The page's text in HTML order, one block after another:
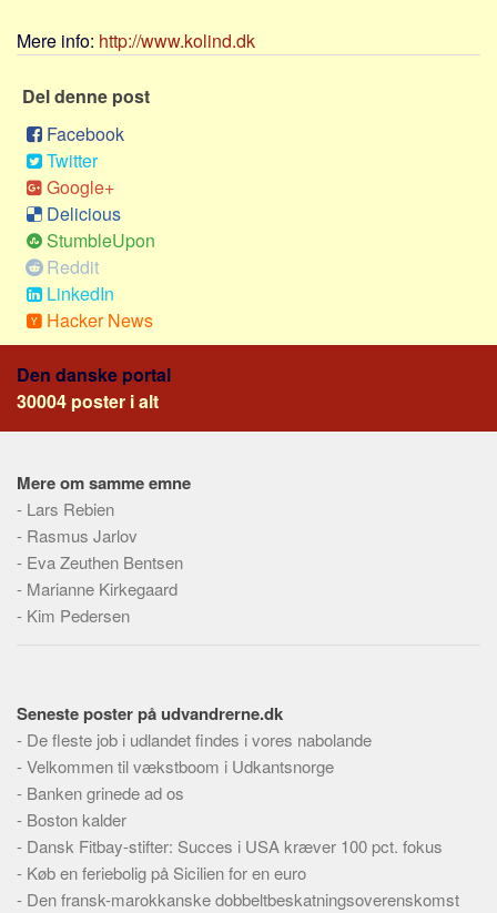
Emner
Skribenter
Personer
Steder
Kilder
Om
Webstedet
Forhistorien
Redigering
Tekstannoncer
Bannere
Mere info: http://www.kolind.dk
Del denne post
Facebook
Twitter
Google+
Delicious
StumbleUpon
Reddit
LinkedIn
Hacker News
Den danske portal
30004 poster i alt
Mere om samme emne
- Lars Rebien
- Rasmus Jarlov
- Eva Zeuthen Bentsen
- Marianne Kirkegaard
- Kim Pedersen
Seneste poster på udvandrerne.dk
- De fleste job i udlandet findes i vores nabolande
-Velkommen til vækstboom i Udkantsnorge
- Banken grinede ad os
- Boston kalder
- Dansk Fitbay-stifter: Succes i USA kræver 100 pct. fokus
- Køb en feriebolig på Sicilien for en euro
- Den fransk-marokkanske dobbeltbeskatningsoverenskomst